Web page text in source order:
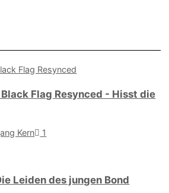
Flag Resynced - Hisst die
Kern 1
Leiden des jungen Bond